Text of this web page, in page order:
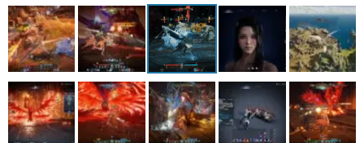
アプリレビュー
その他
電ファミニコゲーマーとは？
運営：株式会社マレ